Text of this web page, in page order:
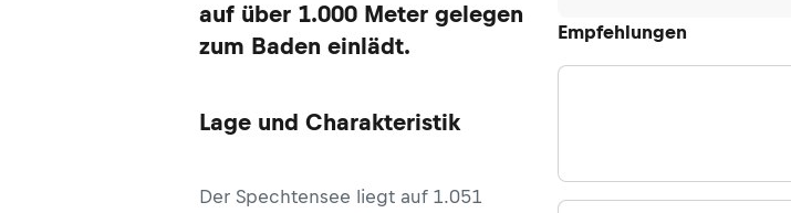
Empfehlungen
auf über 1.000 Meter gelegen
zum Baden einlädt.
Lage und Charakteristik
Der Spechtensee liegt auf 1.051